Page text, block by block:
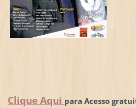
Clique Aqui para Acesso